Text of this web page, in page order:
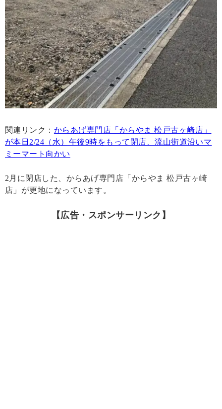
関連リンク： からあげ専門店「からやま 松戸古ヶ崎店」
が本日2/24（水）午後9時をもって閉店、流山街道沿いマ
ミーマート向かい
2月に閉店した、からあげ専門店「からやま 松戸古ヶ崎
店」が更地になっています。
【広告・スポンサーリンク】